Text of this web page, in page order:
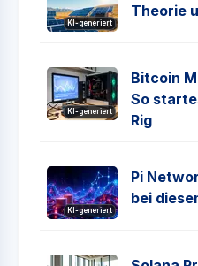
KI-generiert
Theorie
KI-generiert
Bitcoin
So
Rig
KI-generiert
Pi
bei